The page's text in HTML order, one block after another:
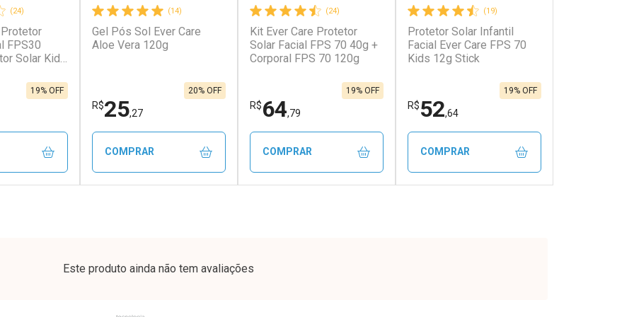
cada
cada
Ativar Desconto
Por R$ 692,90/cada
Por R$ 692,90/cada
Ativar Desconto
Por R$ 26,75/cada
Por R$ 26,75/cada
Ativar Desconto
Por R$ 23,23/cada
Por R$ 23,23/cada
(24)
FPS30
Solar Kids
19% OFF
(14)
Gel Pós Sol Ever Care
Aloe Vera 120g
R$25,27
20% OFF
COMPRAR
(24)
Kit Ever Care Protetor
Solar Facial FPS 70 40g +
Corporal FPS 70 120g
R$64,79
19% OFF
COMPRAR
(19)
Protetor Solar Infantil
Facial Ever Care FPS 70
Kids 12g Stick
R$52,64
19% OFF
COMPRAR
Este produto ainda não tem avaliações